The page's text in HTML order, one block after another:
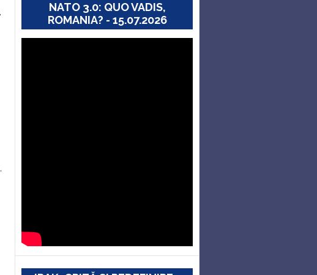
NATO 3.0: QUO VADIS,
ROMANIA? - 15.07.2026